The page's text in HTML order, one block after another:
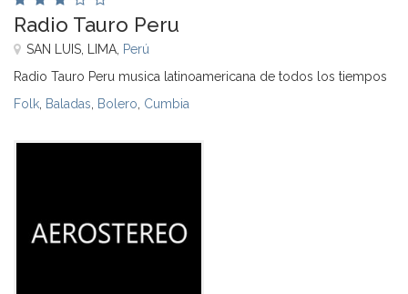
Radio Tauro Peru
SAN LUIS, LIMA, Perú
Radio Tauro Peru musica latinoamericana de todos los tiempos
Folk Baladas Bolero Cumbia